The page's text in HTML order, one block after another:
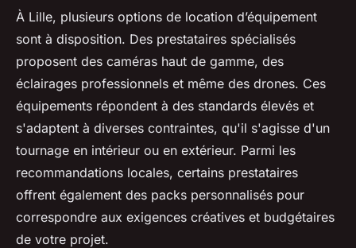
À Lille, plusieurs options de location d’équipement
sont à disposition. Des prestataires spécialisés
proposent des caméras haut de gamme, des
éclairages professionnels et même des drones. Ces
équipements répondent à des standards élevés et
s'adaptent à diverses contraintes, qu'il s'agisse d'un
tournage en intérieur ou en extérieur. Parmi les
recommandations locales, certains prestataires
offrent également des packs personnalisés pour
correspondre aux exigences créatives et budgétaires
de votre projet.